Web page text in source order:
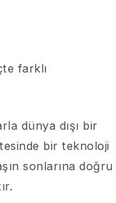
farklı
dünya dışı bir
bir teknoloji
sonlarına doğru